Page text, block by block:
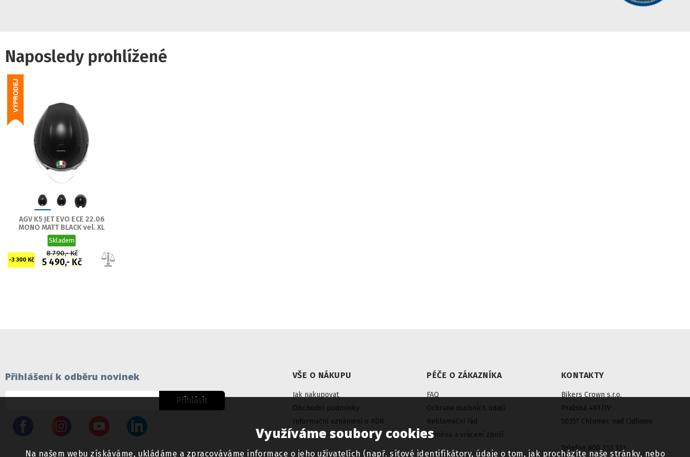
Využíváme soubory cookies
Na našem webu získáváme, ukládáme a zpracováváme informace o jeho uživatelích (např. síťové identifikátory, údaje o tom, jak procházíte naše stránky, nebo
Naposledy prohlížené
AGV K5 JET EVO ECE 22.06
MONO MATT BLACK vel. XL
Skladem
-3 300 Kč
8 790,- Kč
5 490,- Kč
Přihlášení k odběru novinek
Přihlásit
VŠE O NÁKUPU
Jak nakupovat
Obchodní podmínky
Informační oznámení o ADR
PÉČE O ZÁKAZNÍKA
FAQ
Ochrana osobních údajů
Reklamační řád
Výměna a vrácení zboží
KONTAKTY
Bikers Crown s.r.o.
Pražská 481/IV
50351 Chlumec nad Cidlinou
Telefon 800 313 333